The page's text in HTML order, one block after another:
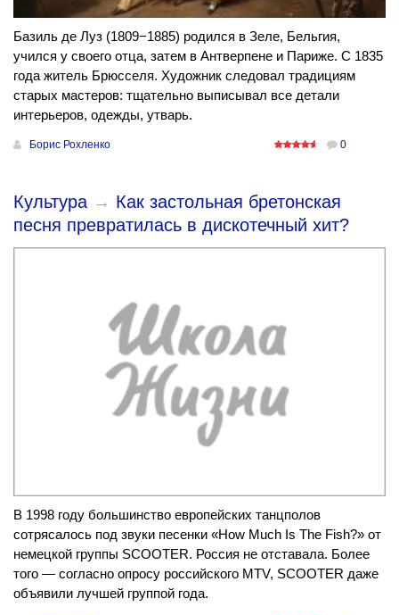
Базиль де Луз (1809−1885) родился в Зеле, Бельгия,
учился у своего отца, затем в Антверпене и Париже. С 1835
года житель Брюсселя. Художник следовал традициям
старых мастеров: тщательно выписывал все детали
интерьеров, одежды, утварь.
Борис Рохленко 0
Культура → Как застольная бретонская
песня превратилась в дискотечный хит?
В 1998 году большинство европейских танцполов
сотрясалось под звуки песенки «How Much Is The Fish?» от
немецкой группы SCOOTER. Россия не отставала. Более
того — согласно опросу российского MTV, SCOOTER даже
объявили лучшей группой года.